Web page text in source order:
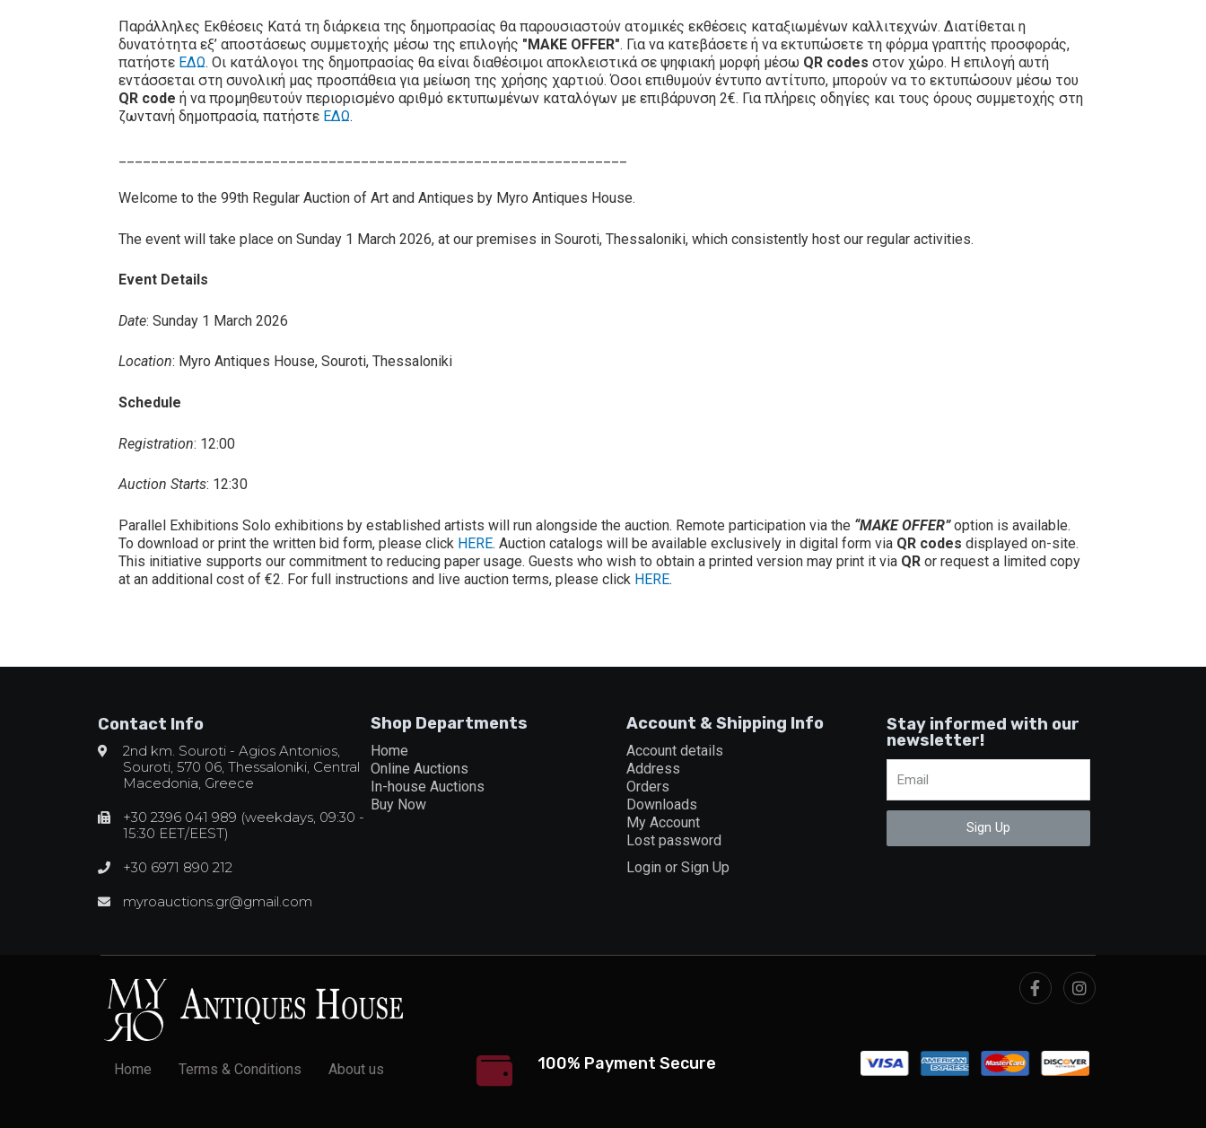
Παράλληλες Εκθέσεις Κατά τη διάρκεια της δημοπρασίας θα παρουσιαστούν ατομικές εκθέσεις καταξιωμένων καλλιτεχνών. Διατίθεται η
δυνατότητα εξ’ αποστάσεως συμμετοχής μέσω της επιλογής "MAKE OFFER". Για να κατεβάσετε ή να εκτυπώσετε τη φόρμα γραπτής προσφοράς,
πατήστε ΕΔΩ. Οι κατάλογοι της δημοπρασίας θα είναι διαθέσιμοι αποκλειστικά σε ψηφιακή μορφή μέσω QR codes στον χώρο. Η επιλογή αυτή
εντάσσεται στη συνολική μας προσπάθεια για μείωση της χρήσης χαρτιού. Όσοι επιθυμούν έντυπο αντίτυπο, μπορούν να το εκτυπώσουν μέσω του
QR code ή να προμηθευτούν περιορισμένο αριθμό εκτυπωμένων καταλόγων με επιβάρυνση 2€. Για πλήρεις οδηγίες και τους όρους συμμετοχής στη
ζωντανή δημοπρασία, πατήστε ΕΔΩ.
Welcome to the 99th Regular Auction of Art and Antiques by Myro Antiques House.
The event will take place on Sunday 1 March 2026, at our premises in Souroti, Thessaloniki, which consistently host our regular activities.
Event Details
Date: Sunday 1 March 2026
Location: Myro Antiques House, Souroti, Thessaloniki
Schedule
Registration: 12:00
Auction Starts: 12:30
Parallel Exhibitions Solo exhibitions by established artists will run alongside the auction. Remote participation via the “MAKE OFFER”option is available.
To download or print the written bid form, please click HERE. Auction catalogs will be available exclusively in digital form via QR codes displayed on-site.
This initiative supports our commitment to reducing paper usage. Guests who wish to obtain a printed version may print it via QR or request a limited copy
at an additional cost of €2. For full instructions and live auction terms, please click HERE.
Contact Info
2nd km. Souroti - Agios Antonios,
Souroti, 570 06, Thessaloniki, Central
Macedonia, Greece
+30 2396 041 989 (weekdays, 09:30 -
15:30 EET/EEST)
+30 6971 890 212
myroauctions.gr@gmail.com
Shop Departments
Home
Online Auctions
In-house Auctions
Buy Now
Account & Shipping Info
Account details
Address
Orders
Downloads
My Account
Lost password
Login or Sign Up
Stay informed with our
newsletter!
Sign Up
Home Terms & Conditions About us 100% Payment Secure